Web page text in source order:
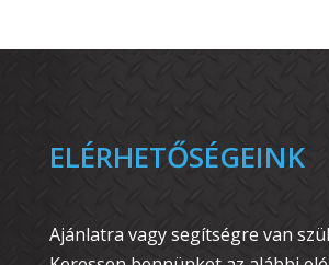
ELÉRHETŐSÉGEINK
Ajánlatra vagy segítségre van